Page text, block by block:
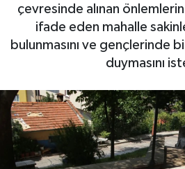
çevresinde alınan
ifade eden mahalle
bulunmasını ve gençlerinde
duymasını